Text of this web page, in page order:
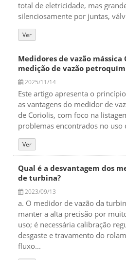
total de eletricidade, mas
silenciosamente por juntas,
Ver
Medidores de vazão mássica
medição de vazão
2025/11/14
Este artigo apresenta o
as vantagens do medidor de
de Coriolis, com foco na
problemas encontrados no uso
Ver
Qual é a desvantagem dos
de turbina?
2023/09/13
a. O medidor de vazão da
manter a alta precisão por
uso; é necessária calibração
desgaste e travamento do
fluxo...